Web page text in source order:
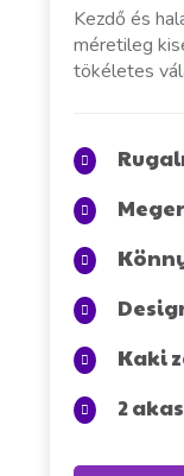
Kezdő és
méretileg
tökéletes
Kaki
2